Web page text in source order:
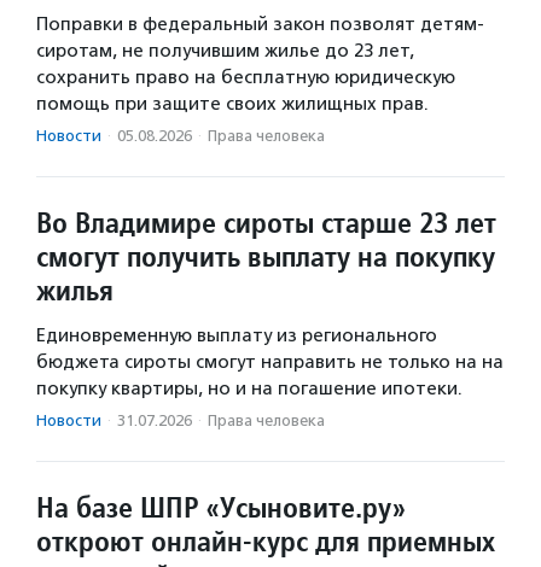
Поправки в федеральный закон позволят детям-
сиротам, не получившим жилье до 23 лет,
сохранить право на бесплатную юридическую
помощь при защите своих жилищных прав.
Новости · 05.08.2026 · Права человека
Во Владимире сироты старше 23 лет
смогут получить выплату на покупку
жилья
Единовременную выплату из регионального
бюджета сироты смогут направить не только на на
покупку квартиры, но и на погашение ипотеки.
Новости · 31.07.2026 · Права человека
На базе ШПР «Усыновите.ру»
откроют онлайн-курс для приемных